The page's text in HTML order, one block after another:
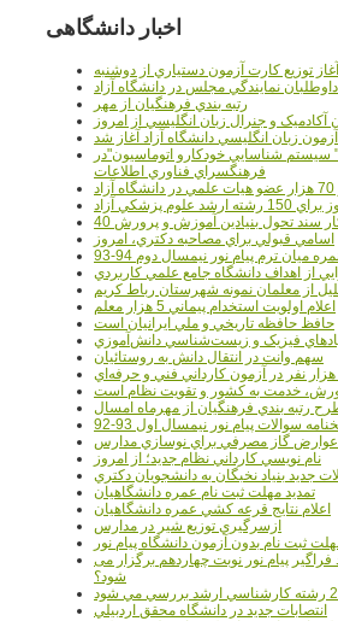
اخبار دانشگاهی
آغاز توزيع کارت آزمون دستياري از دوشنبه
نمايندگي مجلس در دانشگاه آزاد
رتبه بندي فرهنگيان از مهر
آکادميک و جنرال زبان انگليسي از امروز
زبان انگليسي دانشگاه آزاد آغاز شد
شناسايي خودکارو اتوماسيون"در
فرهنگسراي فناوري اطلاعات
پزشکي آزاد
سند تحول بنيادين آموزش و پرورش
اسامي قبولي براي مصاحبه دکتري، امروز
میان ترم پیام نور نیمسال دوم 94-93
از اهداف دانشگاه جامع علمي کاربردي
از معلمان نمونه شهرستان رباط کريم
اعلام اولويت استخدام پيماني 5 هزار معلم
حافظ حافظه تاريخي و ملي ايرانيان است
فيزيک و زيست‌شناسي دانش‌آموزي
سهم وانت در انتقال دانش به روستائيان
خدمت به کشور و تقويت نظام است
رتبه بندي فرهنگيان از مهرماه امسال
سوالات پیام نور نیمسال اول 93-92
نام نويسي کارداني نظام جديد؛ از امروز
جديد بنياد نخبگان به دانشجويان دکتري
تمديد مهلت ثبت نام عمره دانشگاهيان
اعلام نتايج قرعه کشي عمره دانشگاهيان
ازسرگيري توزيع شير در مدارس
ثبت نام بدون آزمون دانشگاه پیام نور
پیام نور نوبت چهاردهم برگزار می
شود؟
انتصابات جديد در دانشگاه محقق اردبيلي